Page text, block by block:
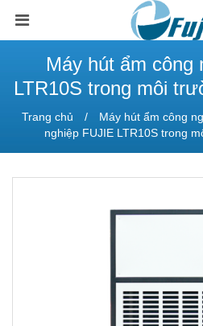
Máy hút ẩm công
LTR10S trong môi
Trang chủ Máy hút ẩm công
nghiệp FUJIE LTR10S trong